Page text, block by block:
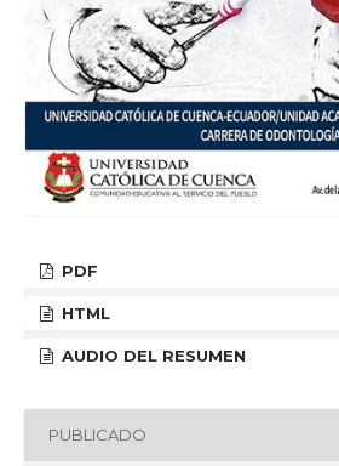
PDF
HTML
AUDIO DEL RESUMEN
PUBLICADO